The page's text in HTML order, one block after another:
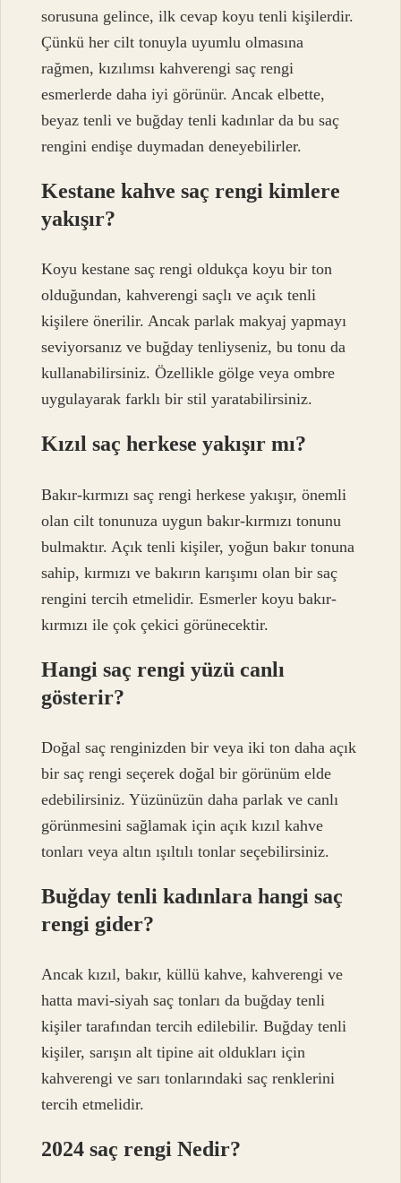
sorusuna gelince, ilk cevap koyu tenli kişilerdir.
Çünkü her cilt tonuyla uyumlu olmasına
rağmen, kızılımsı kahverengi saç rengi
esmerlerde daha iyi görünür. Ancak elbette,
beyaz tenli ve buğday tenli kadınlar da bu saç
rengini endişe duymadan deneyebilirler.
Kestane kahve saç rengi kimlere
yakışır?
Koyu kestane saç rengi oldukça koyu bir ton
olduğundan, kahverengi saçlı ve açık tenli
kişilere önerilir. Ancak parlak makyaj yapmayı
seviyorsanız ve buğday tenliyseniz, bu tonu da
kullanabilirsiniz. Özellikle gölge veya ombre
uygulayarak farklı bir stil yaratabilirsiniz.
Kızıl saç herkese yakışır mı?
Bakır-kırmızı saç rengi herkese yakışır, önemli
olan cilt tonunuza uygun bakır-kırmızı tonunu
bulmaktır. Açık tenli kişiler, yoğun bakır tonuna
sahip, kırmızı ve bakırın karışımı olan bir saç
rengini tercih etmelidir. Esmerler koyu bakır-
kırmızı ile çok çekici görünecektir.
Hangi saç rengi yüzü canlı
gösterir?
Doğal saç renginizden bir veya iki ton daha açık
bir saç rengi seçerek doğal bir görünüm elde
edebilirsiniz. Yüzünüzün daha parlak ve canlı
görünmesini sağlamak için açık kızıl kahve
tonları veya altın ışıltılı tonlar seçebilirsiniz.
Buğday tenli kadınlara hangi saç
rengi gider?
Ancak kızıl, bakır, küllü kahve, kahverengi ve
hatta mavi-siyah saç tonları da buğday tenli
kişiler tarafından tercih edilebilir. Buğday tenli
kişiler, sarışın alt tipine ait oldukları için
kahverengi ve sarı tonlarındaki saç renklerini
tercih etmelidir.
2024 saç rengi Nedir?